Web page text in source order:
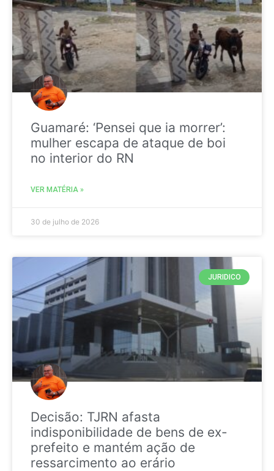
Guamaré: ‘Pensei que ia morrer’:
mulher escapa de ataque de boi
no interior do RN
VER MATÉRIA »
30 de julho de 2026
JURIDICO
Decisão: TJRN afasta
indisponibilidade de bens de ex-
prefeito e mantém ação de
ressarcimento ao erário